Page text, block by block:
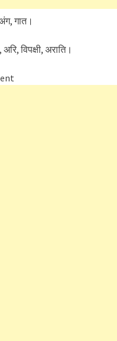
गात।
विपक्षी, अराति।